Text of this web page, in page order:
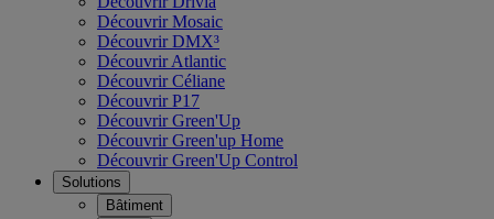
Découvrir Mosaic
Découvrir DMX³
Découvrir Atlantic
Découvrir Céliane
Découvrir P17
Découvrir Green'Up
Découvrir Green'up Home
Découvrir Green'Up Control
Solutions
Bâtiment